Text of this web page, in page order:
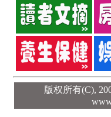
版权所有(C),